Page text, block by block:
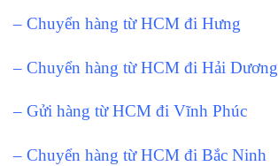
– Chuyển hàng từ HCM đi Hưng
– Chuyển hàng từ HCM đi Hải Dương
– Gửi hàng từ HCM đi Vĩnh Phúc
– Chuyển hàng từ HCM đi Bắc Ninh